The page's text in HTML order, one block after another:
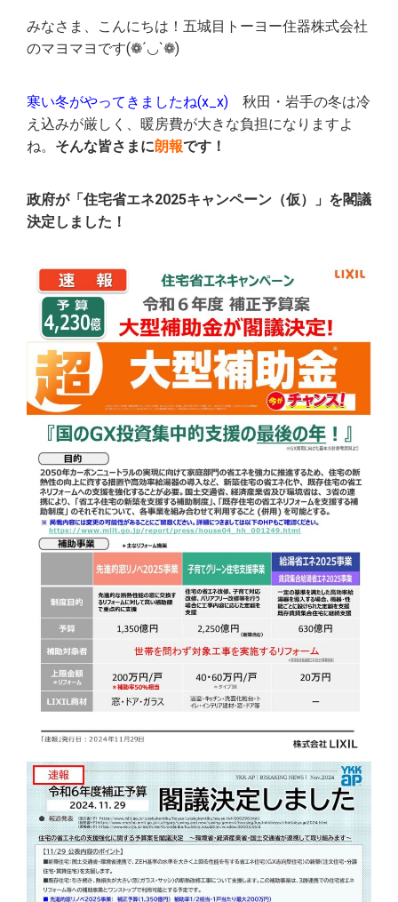
みなさま、こんにちは！五城目トーヨー住器株式会社
のマヨマヨです(❁´◡`❁)
寒い冬がやってきましたね(x_x) 秋田・岩手の冬は冷
え込みが厳しく、暖房費が大きな負担になりますよ
ね。 そんな皆さまに朗報です！
政府が「住宅省エネ2025キャンペーン（仮）」を閣議
決定しました！